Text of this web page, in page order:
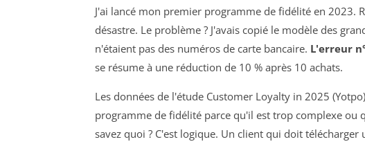
J'ai lancé mon premier programme de fidélité en 2023.
désastre. Le problème ? J'avais copié le modèle des
n'étaient pas des numéros de carte bancaire. L'erreur
se résume à une réduction de 10 % après 10 achats.
Les données de l'étude Customer Loyalty in 2025
programme de fidélité parce qu'il est trop complexe ou
savez quoi ? C'est logique. Un client qui doit